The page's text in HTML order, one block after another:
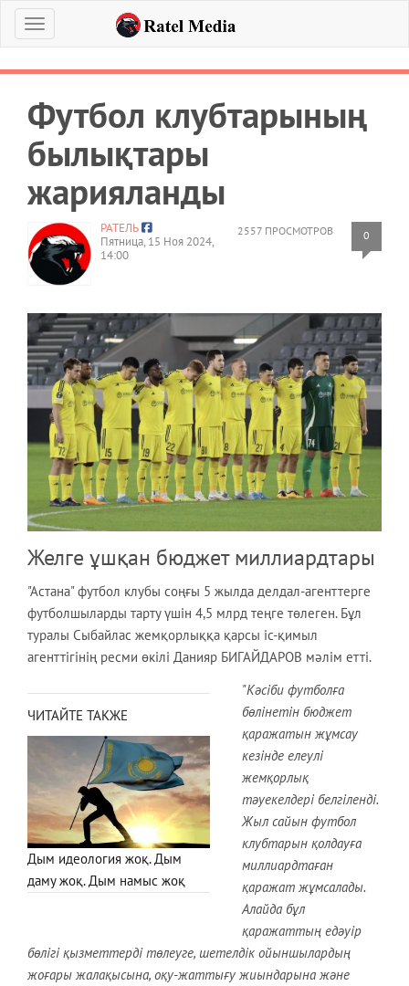
Меню
Футбол клубтарының
былықтары
жарияланды
2557 ПРОСМОТРОВ 0
РАТЕЛЬ
Пятница, 15 Ноя 2024,
14:00
Желге ұшқан бюджет миллиардтары
"Астана" футбол клубы соңғы 5 жылда делдал-агенттерге
футболшыларды тарту үшін 4,5 млрд теңге төлеген. Бұл
туралы Сыбайлас жемқорлыққа қарсы іс-қимыл
агенттігінің ресми өкілі Данияр БИГАЙДАРОВ мәлім етті.
ЧИТАЙТЕ ТАКЖЕ
Дым идеология жоқ. Дым
даму жоқ. Дым намыс жоқ
"Кәсіби футболға
бөлінетін бюджет
қаражатын жұмсау
кезінде елеулі
жемқорлық
тәуекелдері белгіленді.
Жыл сайын футбол
клубтарын қолдауға
миллиардтаған
қаражат жұмсалады.
Алайда бұл
қаражаттың едәуір
бөлігі қызметтерді төлеуге, шетелдік ойыншылардың
жоғары жалақысына, оқу-жаттығу жиындарына және